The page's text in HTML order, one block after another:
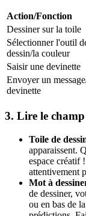
Action/Fonction
Dessiner sur la toile
Sélectionner l'outil
dessin/la couleur
Saisir une devinette
Envoyer un
devinette
3. Lire le
Toile de
apparaissent.
espace créatif
attentivement
Mot à
de dessiner,
ou en bas de